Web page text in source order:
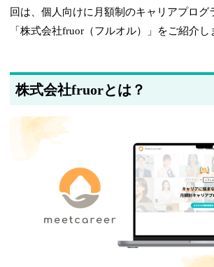
回は、個人向けに月額制のキャリアプログ
「株式会社fruor（フルオル）」をご紹介し
株式会社fruorとは？